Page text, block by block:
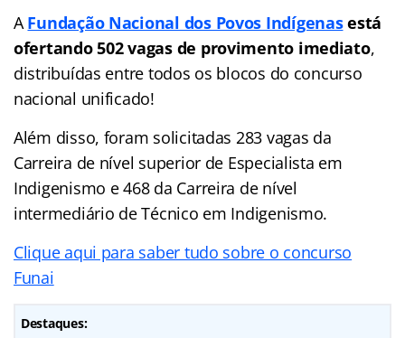
AFundação Nacional dos Povos Indígenasestá
ofertando 502 vagas de provimento imediato,
distribuídas entre todos os blocos do concurso
nacional unificado!
Além disso, foram solicitadas 283 vagas da
Carreira de nível superior de Especialista em
Indigenismo e 468 da Carreira de nível
intermediário de Técnico em Indigenismo.
Clique aqui para saber tudo sobre o concurso
Funai
Destaques: